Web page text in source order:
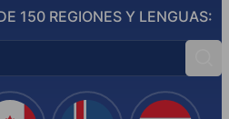
150 REGIONES Y LENGUAS: